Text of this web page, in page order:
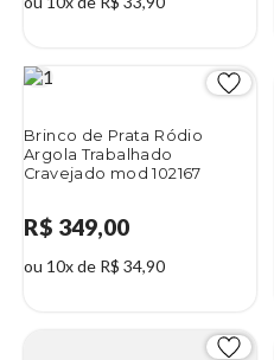
Brinco de Prata Ródio
Argola Trabalhado
Cravejado mod 102167
R$ 349,00
ou 10x de R$ 34,90